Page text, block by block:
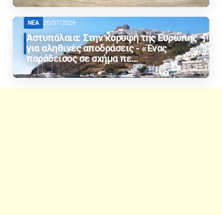
ΝΕΑ 20/07/2026
Αστυπάλαια: Στην κορυφή της Ευρώπης
για αληθινές αποδράσεις - «Ένας
παράδεισος σε σχήμα πε…